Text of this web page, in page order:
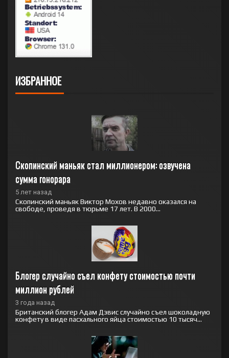
ИЗБРАННОЕ
Скопинский маньяк стал миллионером: озвучена
сумма гонорара
5 лет назад
Скопинский маньяк Виктор Мохов недавно оказался на
свободе, проведя в тюрьме 17 лет. В 2000...
Блогер случайно съел конфету стоимостью почти
миллион рублей
3 года назад
Британский блогер Адам Дэвис случайно съел шоколадную
конфету в виде пасхального яйца стоимостью 10 тысяч...